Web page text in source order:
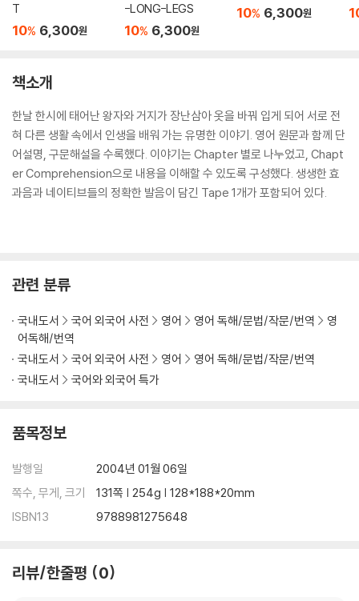
T
10% 6,300원
-LONG-LEGS
10% 6,300원
10% 6,300원
책소개
한날 한시에 태어난 왕자와 거지가 장난삼아 옷을 바꿔 입게 되어 서로 전
혀 다른 생활 속에서 인생을 배워 가는 유명한 이야기. 영어 원문과 함께 단
어설명, 구문해설을 수록했다. 이야기는 Chapter 별로 나누었고, Chapt
er Comprehension으로 내용을 이해할 수 있도록 구성했다. 생생한 효
과음과 네이티브들의 정확한 발음이 담긴 Tape 1개가 포함되어 있다.
관련 분류
국내도서 국어 외국어 사전 영어 영어 독해/문법/작문/번역
영
어독해/번역
국내도서
국어 외국어 사전 영어
영어 독해/문법/작문/번역
국내도서
국어와 외국어 특가
품목정보
발행일
2004년 01월 06일
쪽수, 무게, 크기
131쪽 | 254g | 128*188*20mm
ISBN13
9788981275648
리뷰/한줄평 0